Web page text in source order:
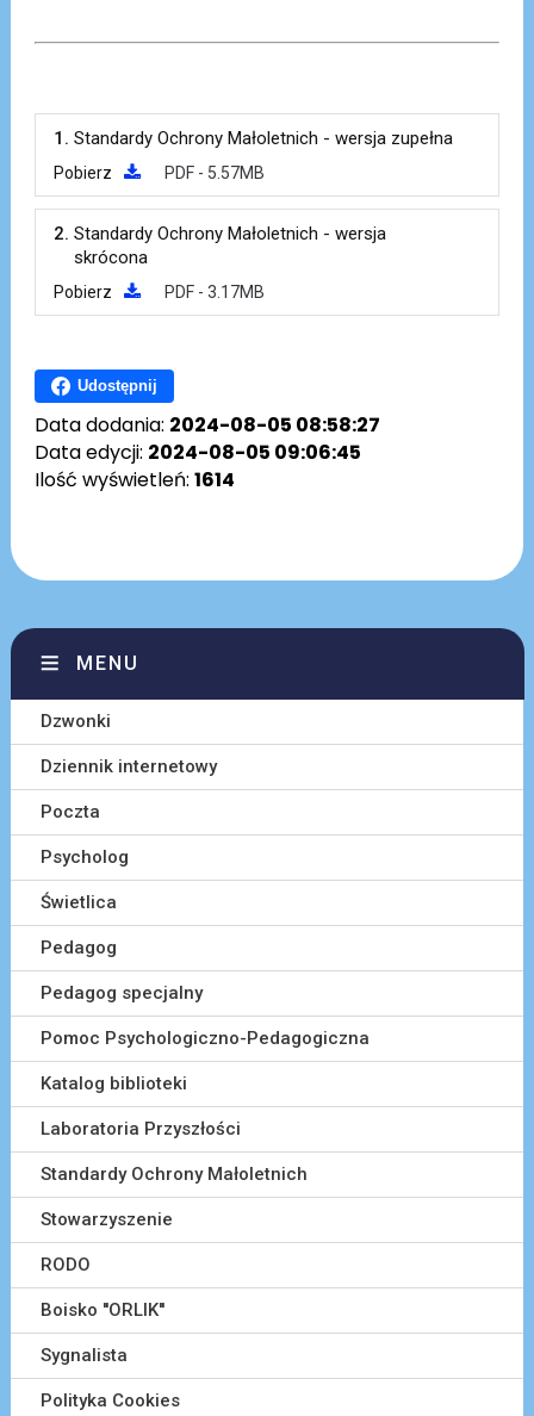
1. Standardy Ochrony Małoletnich - wersja zupełna
Pobierz PDF - 5.57MB
2. Standardy Ochrony Małoletnich - wersja
skrócona
Pobierz PDF - 3.17MB
Udostępnij
Data dodania: 2024-08-05 08:58:27
Data edycji: 2024-08-05 09:06:45
Ilość wyświetleń: 1614
MENU
Dzwonki
Dziennik internetowy
Poczta
Psycholog
Świetlica
Pedagog
Pedagog specjalny
Pomoc Psychologiczno-Pedagogiczna
Katalog biblioteki
Laboratoria Przyszłości
Standardy Ochrony Małoletnich
Stowarzyszenie
RODO
Boisko ''ORLIK''
Sygnalista
Polityka Cookies